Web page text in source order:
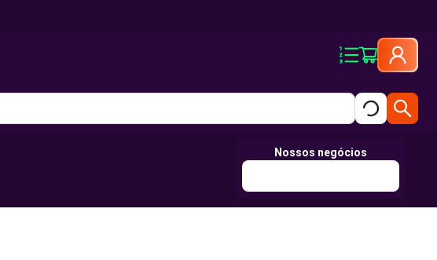
Nossos negócios